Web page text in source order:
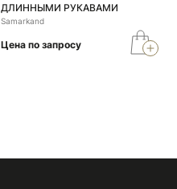
ДЛИННЫМИ РУКАВАМИ
Samarkand
Цена по запросу